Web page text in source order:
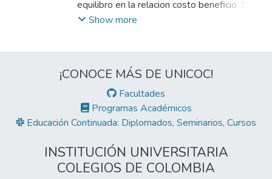
equilibro en la relacion costo beneficio. Se
encuentra constituido por un total de 7
productos como nombre, cantidades, costo
fijo y variable, para que de manera
automática se calculen los puntos de
equilibro aplicables. Esta herramienta esta
pensada para ser usada como complemento
(2025) Costos en el contexto. Bogotá:
Editorial Unicoc. 110 pp. ISBN: 978-958-
Show more
¡CONOCE MÁS DE UNICOC!
Facultades
Programas Académicos
Educación Continuada: Diplomados, Seminarios, Cursos
INSTITUCIÓN UNIVERSITARIA
COLEGIOS DE COLOMBIA